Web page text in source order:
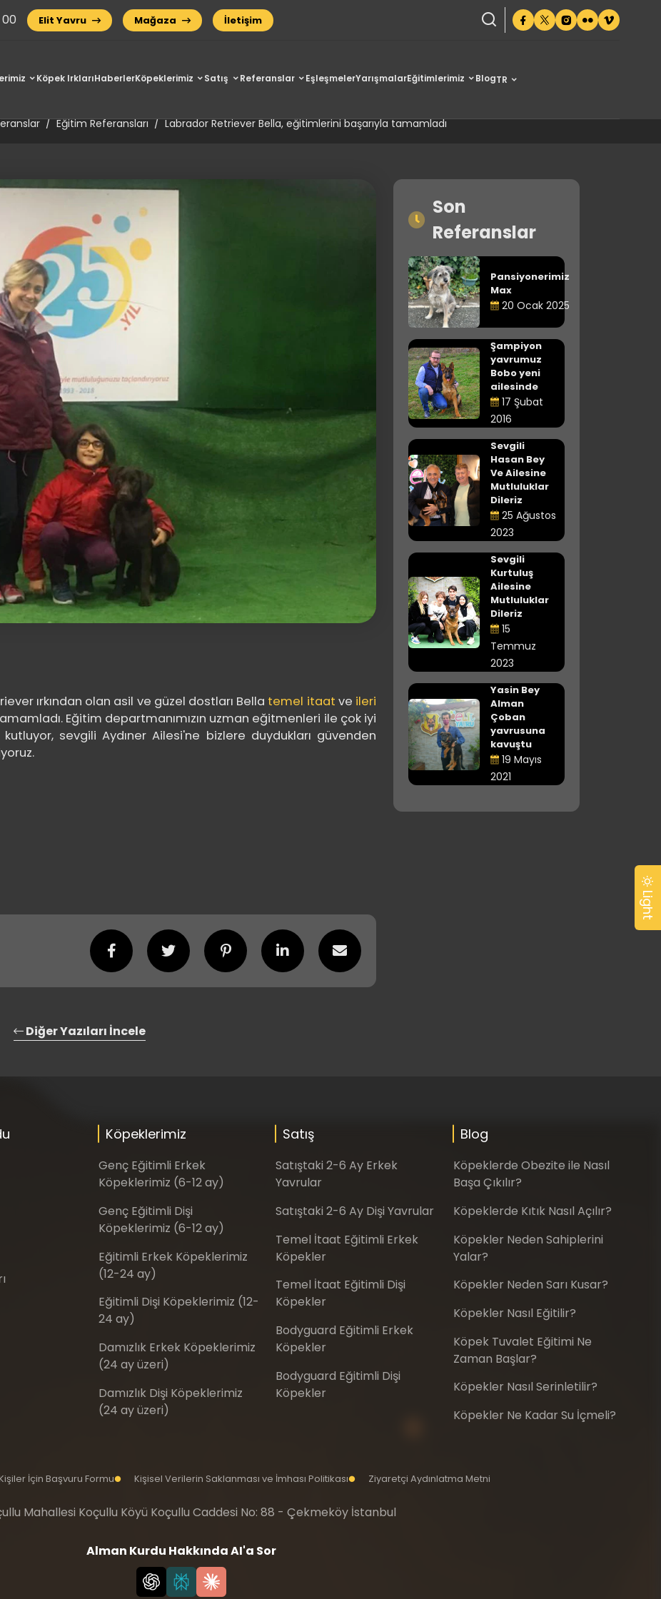
Elit Yavru Mağaza İletişim
Köpek IrklarıHaberlerKöpeklerimiz Satış Referanslar EşleşmelerYarışmalarEğitimlerimiz BlogTR
Eğitim Referansları Labrador Retriever Bella, eğitimlerini başarıyla tamamladı
ırkından olan asil ve güzel dostları Bella temel itaat ve ileri
Eğitim departmanımızın uzman eğitmenleri ile çok iyi
sevgili Aydıner Ailesi'ne bizlere duydukları güvenden
Diğer Yazıları İncele
Son
Referanslar
Pansiyonerimiz
Max
20 Ocak 2025
Şampiyon
yavrumuz
Bobo yeni
ailesinde
17 Şubat
2016
Sevgili
Hasan Bey
Ve Ailesine
Mutluluklar
Dileriz
25 Ağustos
2023
Sevgili
Kurtuluş
Ailesine
Mutluluklar
Dileriz
15
Temmuz
2023
Yasin Bey
Alman
Çoban
yavrusuna
kavuştu
19 Mayıs
2021
Köpeklerimiz
Genç Eğitimli Erkek
Köpeklerimiz (6-12 ay)
Genç Eğitimli Dişi
Köpeklerimiz (6-12 ay)
Eğitimli Erkek Köpeklerimiz
(12-24 ay)
Eğitimli Dişi Köpeklerimiz (12-
24 ay)
Damızlık Erkek Köpeklerimiz
(24 ay üzeri)
Damızlık Dişi Köpeklerimiz
(24 ay üzeri)
Satış
Satıştaki 2-6 Ay Erkek
Yavrular
Satıştaki 2-6 Ay Dişi Yavrular
Temel İtaat Eğitimli Erkek
Köpekler
Temel İtaat Eğitimli Dişi
Köpekler
Bodyguard Eğitimli Erkek
Köpekler
Bodyguard Eğitimli Dişi
Köpekler
Blog
Köpeklerde Obezite ile Nasıl
Başa Çıkılır?
Köpeklerde Kıtık Nasıl Açılır?
Köpekler Neden Sahiplerini
Yalar?
Köpekler Neden Sarı Kusar?
Köpekler Nasıl Eğitilir?
Köpek Tuvalet Eğitimi Ne
Zaman Başlar?
Köpekler Nasıl Serinletilir?
Köpekler Ne Kadar Su İçmeli?
İçin Başvuru Formu Kişisel Verilerin Saklanması ve İmhası Politikası Ziyaretçi Aydınlatma Metni
Mahallesi Koçullu Köyü Koçullu Caddesi No: 88 - Çekmeköy İstanbul
Alman Kurdu Hakkında AI'a Sor
Light